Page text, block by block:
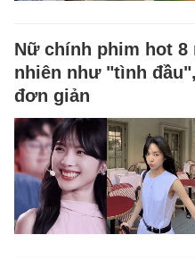
Nữ chính phim hot
nhiên như "tình
đơn giản